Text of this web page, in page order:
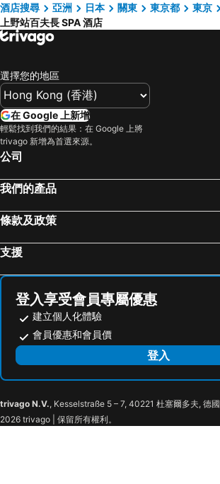
酒店搜尋
亞洲 日本 關東 東京都
東京
上野站百夫長 SPA 酒店
選擇您的地區
在 Google 上新增
輕鬆找到我們的結果：在 Google 上將
trivago 新增為首選來源。
公司
我們的產品
條款及政策
支援
登入享受會員專屬優惠
建立個人化體驗
會員優惠和會員價
登入
trivago N.V., Kesselstraße 5 – 7, 40221 杜塞爾多夫, 德國
2026 trivago | 保留所有權利。